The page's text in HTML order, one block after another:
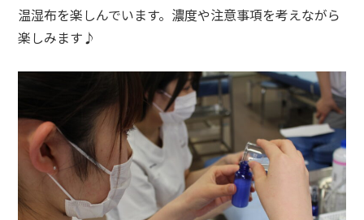
温湿布を楽しんでいます。濃度や注意事項を考えながら
楽しみます♪